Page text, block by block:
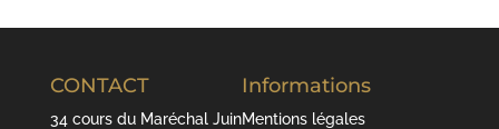
CONTACT
34 cours du Maréchal Juin
Informations
Mentions légales